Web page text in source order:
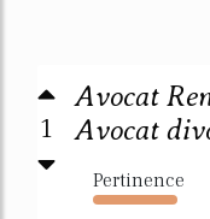
1
Avocat
Avocat
Pertinence
406%